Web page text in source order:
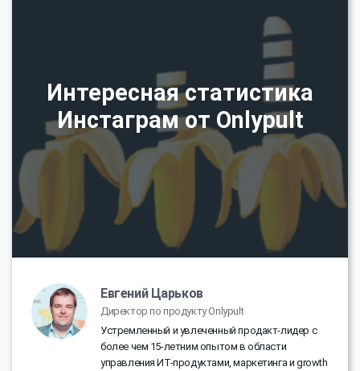
Интересная статистика
Инстаграм от Onlypult
Евгений Царьков
Директор по продукту Onlypult
Устремленный и увлеченный продакт-лидер с
более чем 15-летним опытом в области
управления ИТ-продуктами, маркетинга и growth